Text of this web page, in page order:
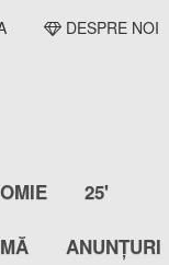
DESPRE NOI
25'
ANUNȚURI